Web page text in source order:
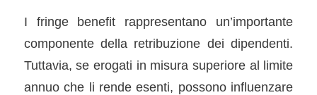
I fringe benefit rappresentano un’importante
componente della retribuzione dei dipendenti.
Tuttavia, se erogati in misura superiore al limite
annuo che li rende esenti, possono influenzare